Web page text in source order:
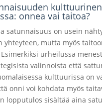
onnea vai taitoa?
satunnaisuus on usein
yhteyteen, mutta myös
urheilussa
valinnoista että
kulttuurissa on
onni voi kohdata myös
lopputulos sisältää aina